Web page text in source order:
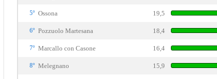
5° Ossona 19,5
6° Pozzuolo Martesana 18,4
7° Marcallo con Casone 16,4
8° Melegnano 15,9